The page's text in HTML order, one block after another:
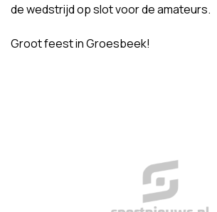
de wedstrijd op slot voor de amateurs.
Groot feest in Groesbeek!